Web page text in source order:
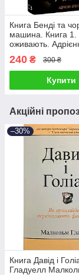
Книга Бенді та
машина. Книга 1.
оживають.
240 ₴ 300 ₴
Купити
Акційні
–30%
Книга Давід і
Гладуелл